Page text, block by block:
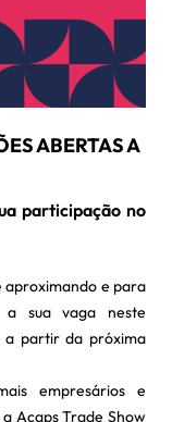
ABERTAS A
participação no
aproximando e para
sua vaga neste
a partir da próxima
empresários e
Acaps Trade Show